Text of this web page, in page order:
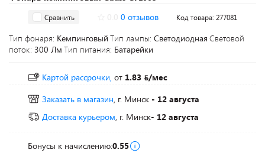
Сравнить 0 отзывов Код товара: 277081
Тип фонаря: Кемпинговый Тип лампы: Светодиодная Световой
поток: 300 Лм Тип питания: Батарейки
Картой рассрочки, от 1.83
/мес
Заказать в магазин, г. Минск - 12 августа
Доставка курьером, г. Минск- 12 августа
Бонусы к начислению:0.55